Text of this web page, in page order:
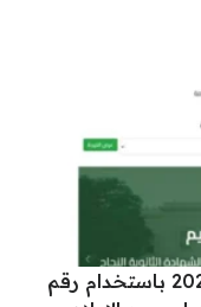
استعلام عن نتيجة الثانوية العامة 2026 باستخدام رقم